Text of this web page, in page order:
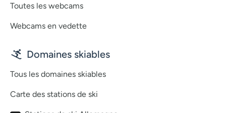
Toutes les webcams
Webcams en vedette
Domaines skiables
Tous les domaines skiables
Carte des stations de ski